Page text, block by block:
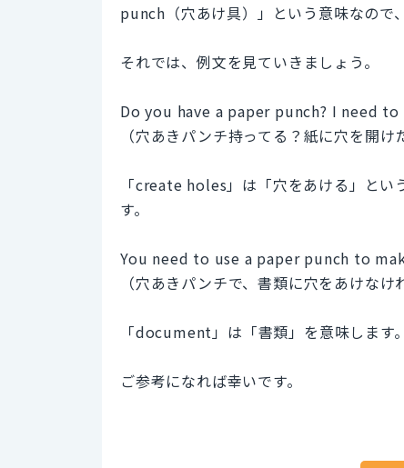
punch（穴あけ具）」という意味なので
それでは、例文を見ていきましょう。
Do you have a paper punch? I need
（穴あきパンチ持ってる？紙に穴を開け
「create holes」は「穴をあける」と
す。
You need to use a paper punch to
（穴あきパンチで、書類に穴をあけなけ
「document」は「書類」を意味します。
ご参考になれば幸いです。